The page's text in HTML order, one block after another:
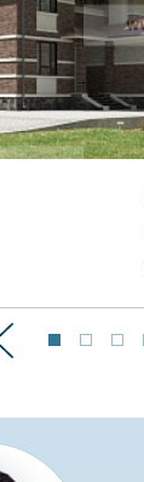
Предыдущий